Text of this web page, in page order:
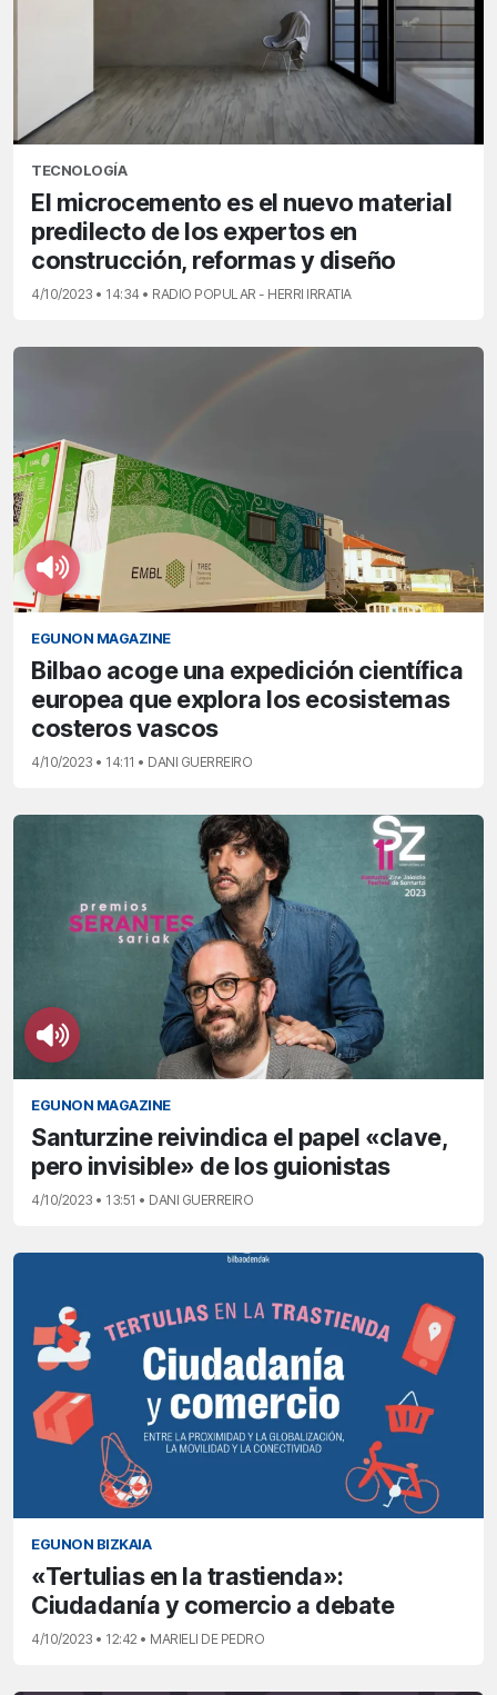
TECNOLOGÍA
El microcemento es el nuevo material
predilecto de los expertos en
construcción, reformas y diseño
4/10/2023 • 14:34 • RADIO POPULAR - HERRI IRRATIA
EGUNON MAGAZINE
Bilbao acoge una expedición científica
europea que explora los ecosistemas
costeros vascos
4/10/2023 • 14:11 • DANI GUERREIRO
EGUNON MAGAZINE
Santurzine reivindica el papel «clave,
pero invisible» de los guionistas
4/10/2023 • 13:51 • DANI GUERREIRO
EGUNON BIZKAIA
«Tertulias en la trastienda»:
Ciudadanía y comercio a debate
4/10/2023 • 12:42 • MARIELI DE PEDRO